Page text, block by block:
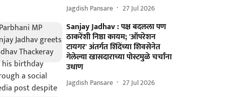
Jagdish Pansare 27 Jul 2026
Sanjay Jadhav : पक्ष बदलला पण
ठाकरेंशी निष्ठा कायम; 'ऑपरेशन
टायगर' अंतर्गत शिंदेंच्या शिवसेनेत
गेलेल्या खासदाराच्या पोस्टमुळे चर्चांना
उधाण
Jagdish Pansare 27 Jul 2026